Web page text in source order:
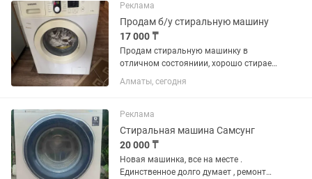
Реклама
Продам б/у стиральную машину
17 000 ₸
Продам стиральную машинку в
отличном состояниии, хорошо стирает
и один раз был на ремонте , старый
выпуск и оригинал
Алматы, сегодня
Реклама
Стиральная машина Самсунг
20 000 ₸
Новая машинка, все на месте .
Единственное долго думает , ремонт